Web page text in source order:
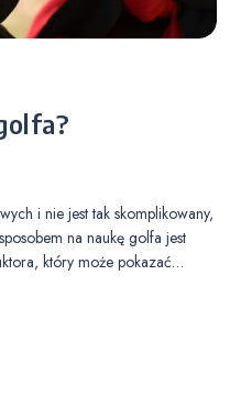
i nie jest tak skomplikowany,
na naukę golfa jest
który może pokazać…